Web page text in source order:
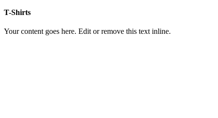
T-Shirts
Your content goes here. Edit or remove this text inline.